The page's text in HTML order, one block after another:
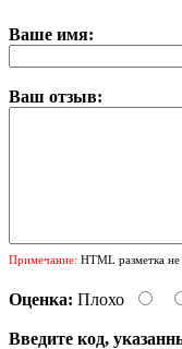
Ваше имя:
Ваш отзыв:
Примечание: HTML разметка
Оценка: Плохо
Введите код,